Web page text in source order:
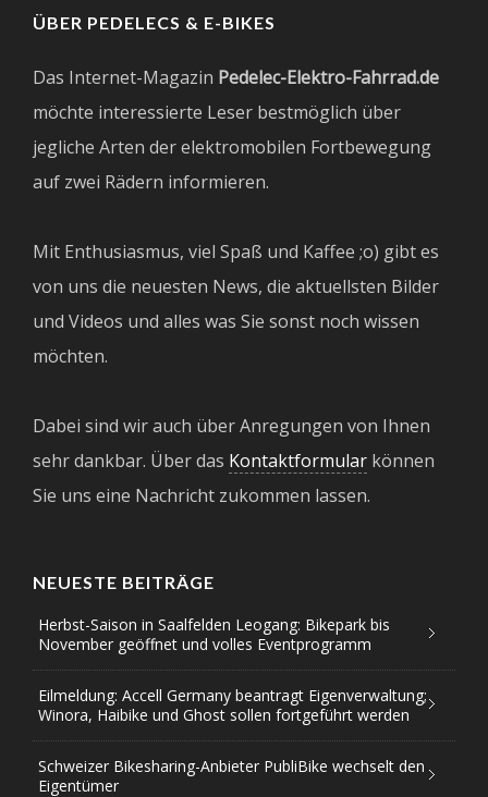
ÜBER PEDELECS & E-BIKES
Das Internet-Magazin Pedelec-Elektro-Fahrrad.de
möchte interessierte Leser bestmöglich über
jegliche Arten der elektromobilen Fortbewegung
auf zwei Rädern informieren.
Mit Enthusiasmus, viel Spaß und Kaffee ;o) gibt es
von uns die neuesten News, die aktuellsten Bilder
und Videos und alles was Sie sonst noch wissen
möchten.
Dabei sind wir auch über Anregungen von Ihnen
sehr dankbar. Über das Kontaktformular können
Sie uns eine Nachricht zukommen lassen.
NEUESTE BEITRÄGE
Herbst-Saison in Saalfelden Leogang: Bikepark bis
November geöffnet und volles Eventprogramm
Eilmeldung: Accell Germany beantragt Eigenverwaltung;
Winora, Haibike und Ghost sollen fortgeführt werden
Schweizer Bikesharing-Anbieter PubliBike wechselt den
Eigentümer